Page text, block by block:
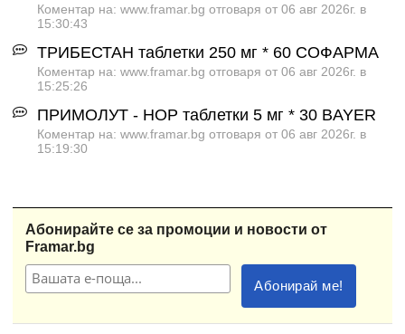
Коментар на: www.framar.bg отговаря от 06 авг 2026г. в
15:30:43
ТРИБЕСТАН таблетки 250 мг * 60 СОФАРМА
Коментар на: www.framar.bg отговаря от 06 авг 2026г. в
15:25:26
ПРИМОЛУТ - НОР таблетки 5 мг * 30 BAYER
Коментар на: www.framar.bg отговаря от 06 авг 2026г. в
15:19:30
Абонирайте се за промоции и новости от
Framar.bg